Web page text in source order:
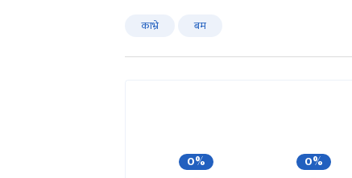
काभ्रे बम
0% 0%